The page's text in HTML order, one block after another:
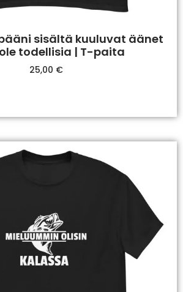
sisältä kuuluvat äänet
todellisia | T-paita
25,00 €